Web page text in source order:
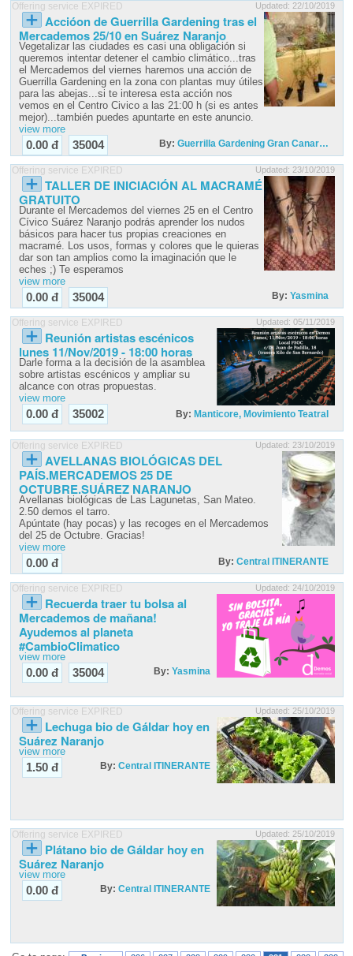
Offering service EXPIRED Updated: 22/10/2019
Accióon de Guerrilla Gardening tras el
Mercademos 25/10 en Suárez Naranjo
Vegetalizar las ciudades es casi una obligación si
queremos intentar detener el cambio climático...tras
el Mercademos del viernes haremos una acción de
Guerrilla Gardening en la zona con plantas muy útiles
para las abejas...si te interesa esta acción nos
vemos en el Centro Civico a las 21:00 h (si es antes
mejor)...también puedes apuntarte en este anuncio.
view more
0.00 đ 35004 By: Guerrilla Gardening Gran Canar…
Offering service EXPIRED Updated: 23/10/2019
TALLER DE INICIACIÓN AL MACRAMÉ
GRATUITO
Durante el Mercademos del viernes 25 en el Centro
Cívico Suárez Naranjo podrás aprender los nudos
básicos para hacer tus propias creaciones en
macramé. Los usos, formas y colores que le quieras
dar son tan amplios como la imaginación que le
eches ;) Te esperamos
view more
0.00 đ 35004 By: Yasmina
Offering service EXPIRED Updated: 05/11/2019
Reunión artistas escénicos
lunes 11/Nov/2019 - 18:00 horas
Darle forma a la decisión de la asamblea
sobre artistas escénicos y ampliar su
alcance con otras propuestas.
view more
0.00 đ 35002 By: Manticore, Movimiento Teatral
Offering service EXPIRED Updated: 23/10/2019
AVELLANAS BIOLÓGICAS DEL
PAÍS.MERCADEMOS 25 DE
OCTUBRE.SUÁREZ NARANJO
Avellanas biológicas de Las Lagunetas, San Mateo.
2.50 demos el tarro.
Apúntate (hay pocas) y las recoges en el Mercademos
del 25 de Octubre. Gracias!
view more
0.00 đ By: Central ITINERANTE
Offering service EXPIRED Updated: 24/10/2019
Recuerda traer tu bolsa al
Mercademos de mañana!
Ayudemos al planeta
#CambioClimatico
view more
0.00 đ 35004 By: Yasmina
Offering service EXPIRED Updated: 25/10/2019
Lechuga bio de Gáldar hoy en
Suárez Naranjo
view more
1.50 đ By: Central ITINERANTE
Offering service EXPIRED Updated: 25/10/2019
Plátano bio de Gáldar hoy en
Suárez Naranjo
view more
0.00 đ By: Central ITINERANTE